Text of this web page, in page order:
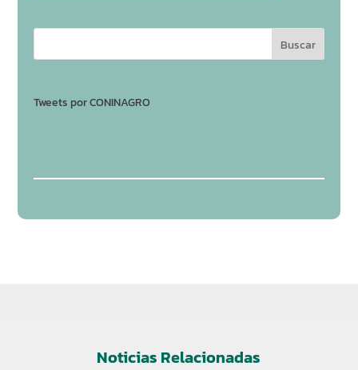
Tweets por CONINAGRO
Noticias Relacionadas